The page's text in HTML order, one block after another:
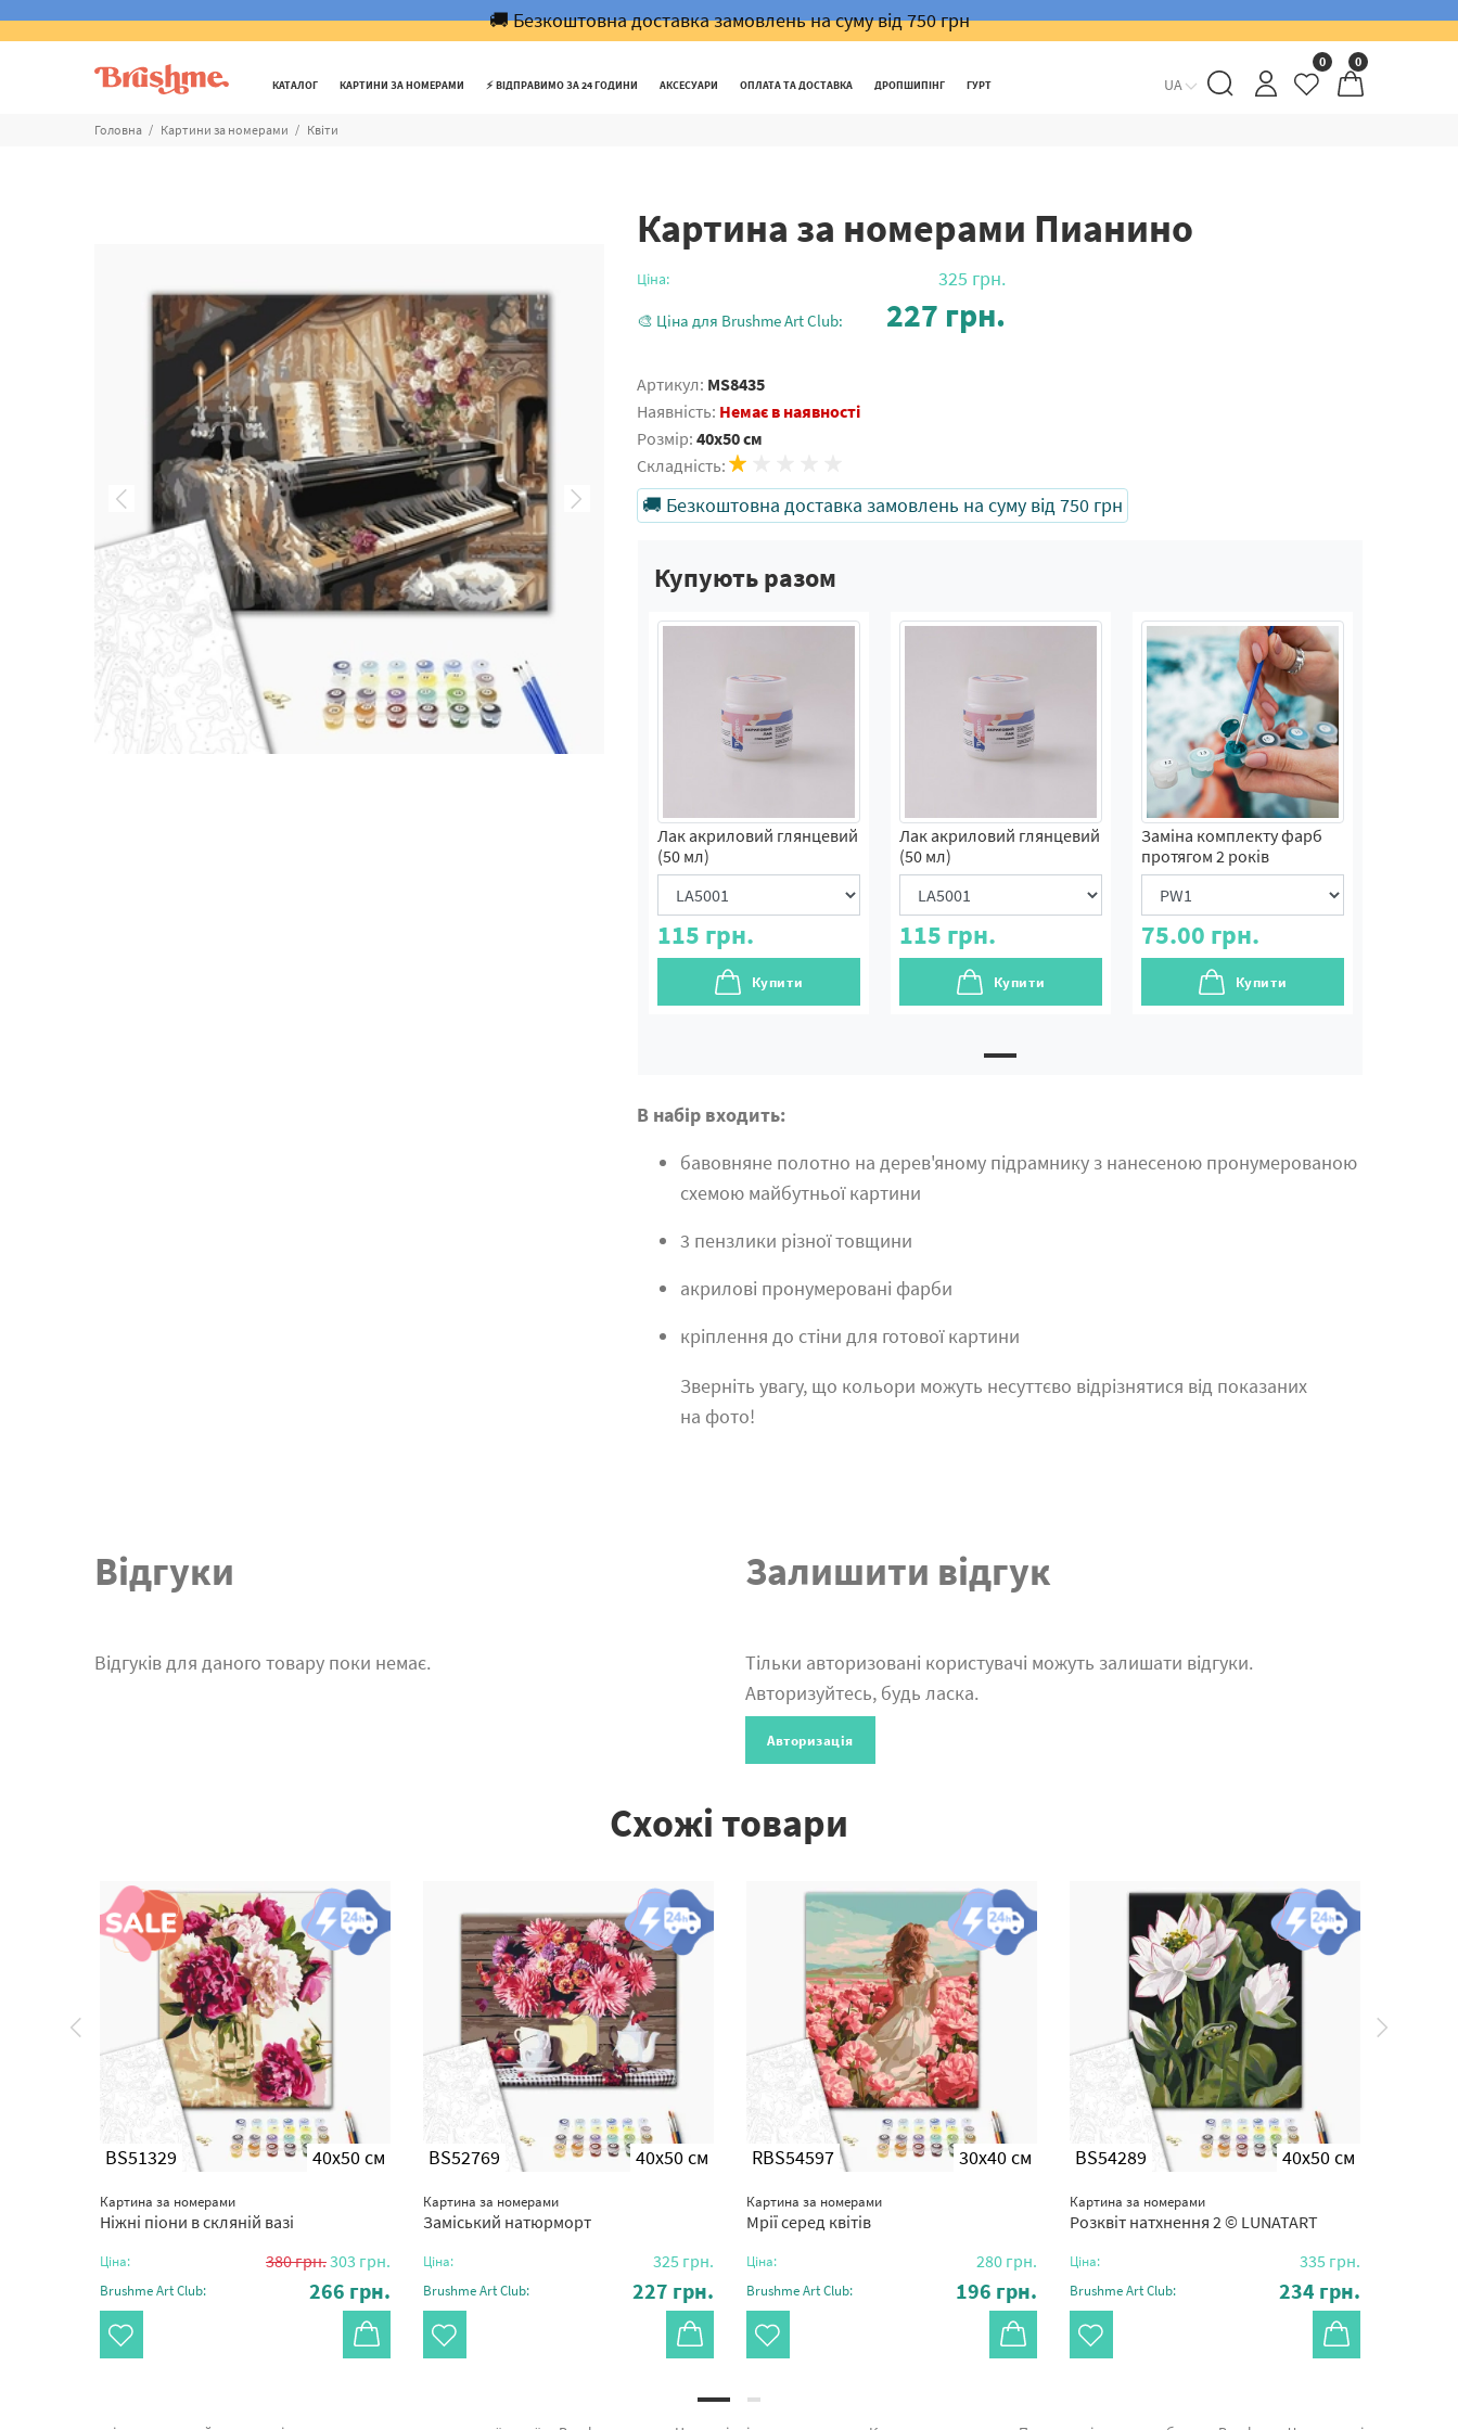
🚚 Безкоштовна доставка замовлень на суму від 750 грн
КАТАЛОГ КАРТИНИ ЗА НОМЕРАМИ ⚡️ ВІДПРАВИМО ЗА 24 ГОДИНИ АКСЕСУАРИ ОПЛАТА ТА ДОСТАВКА ДРОПШИПІНГ ГУРТ UA
0 0
Головна Картини за номерами Квіти
Картина за номерами Пианино
Ціна: 325 грн.
🎨 Ціна для Brushme Art Club: 227 грн.
Артикул: MS8435
Наявність: Немає в наявності
Розмір: 40x50 см
Складність:
🚚 Безкоштовна доставка замовлень на суму від 750 грн
Купують разом
Лак акриловий глянцевий
(50 мл)
115 грн.
Купити
Лак акриловий глянцевий
(50 мл)
115 грн.
Купити
Заміна комплекту фарб
протягом 2 років
75.00 грн.
Купити
В набір входить:
бавовняне полотно на дерев'яному підрамнику з нанесеною пронумерованою
схемою майбутньої картини
3 пензлики різної товщини
акрилові пронумеровані фарби
кріплення до стіни для готової картини
Зверніть увагу, що кольори можуть несуттєво відрізнятися від показаних
на фото!
Відгуки
Відгуків для даного товару поки немає.
Залишити відгук
Тільки авторизовані користувачі можуть залишати відгуки.
Авторизуйтесь, будь ласка.
Авторизація
Схожі товари
BS51329 40x50 см
Картина за номерами
Ніжні піони в скляній вазі
Ціна: 380грн.303 грн.
Brushme Art Club: 266 грн.
BS52769 40x50 см
Картина за номерами
Заміський натюрморт
Ціна: 325 грн.
Brushme Art Club: 227 грн.
RBS54597 30x40 см
Картина за номерами
Мрії серед квітів
Ціна: 280 грн.
Brushme Art Club: 196 грн.
BS54289 40x50 см
Картина за номерами
Розквіт натхнення 2 © LUNATART
Ціна: 335 грн.
Brushme Art Club: 234 грн.